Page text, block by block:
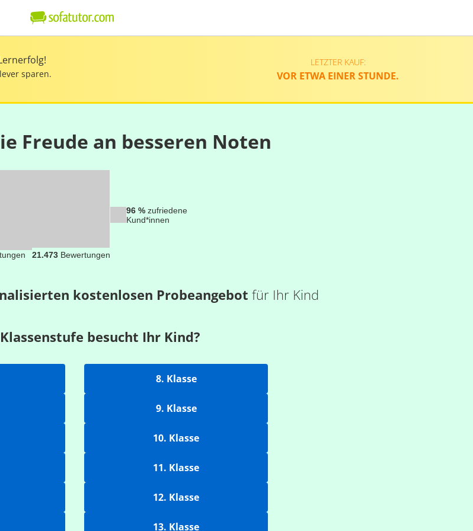
sparen.
LETZTER KAUF:
VOR ETWA EINER STUNDE.
Freude an besseren Noten
21.473Bewertungen
96 %zufriedene
Kund*innen
kostenlosen Probeangebot für Ihr Kind
besucht Ihr Kind?
8. Klasse
9. Klasse
10. Klasse
11. Klasse
12. Klasse
13. Klasse